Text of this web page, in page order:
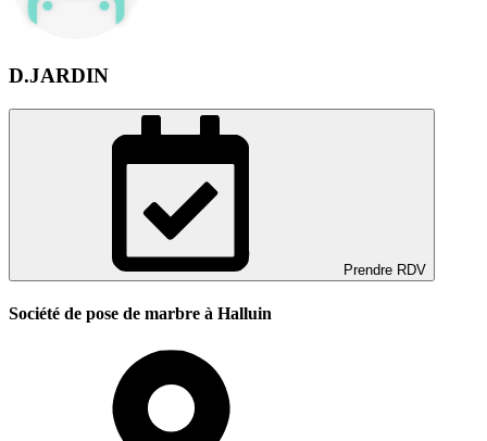
D.JARDIN
Prendre RDV
Société de pose de marbre à Halluin